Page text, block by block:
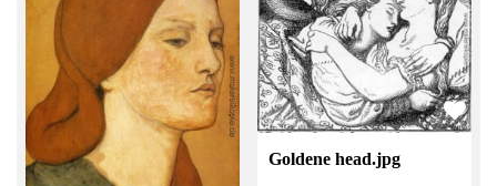
Goldene head.jpg